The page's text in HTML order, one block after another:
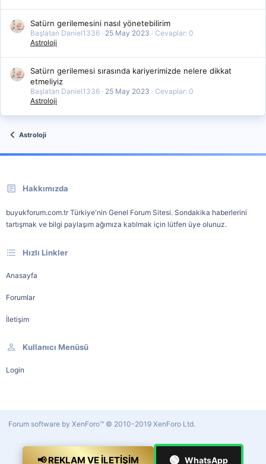
Satürn gerilemesini nasıl yönetebilirim
Başlatan Daniel1336 25 May 2023
Cevaplar: 0
Astroloji
Satürn gerilemesi sırasında kariyerimizde nelere dikkat
etmeliyiz
Başlatan Daniel1336 25 May 2023
Cevaplar: 0
Astroloji
Astroloji
Hakkımızda
buyukforum.com.tr Türkiye'nin Genel Forum Sitesi. Sondakika haberlerini
tartışmak ve bilgi paylaşım ağımıza katılmak için lütfen üye olunuz.
Hızlı Linkler
Anasayfa
Forumlar
İletişim
Kullanıcı Menüsü
Login
Forum software by XenForo™ © 2010-2019 XenForo Ltd.
📢 REKLAM VE İLETIŞIM 🟢 WhatsApp